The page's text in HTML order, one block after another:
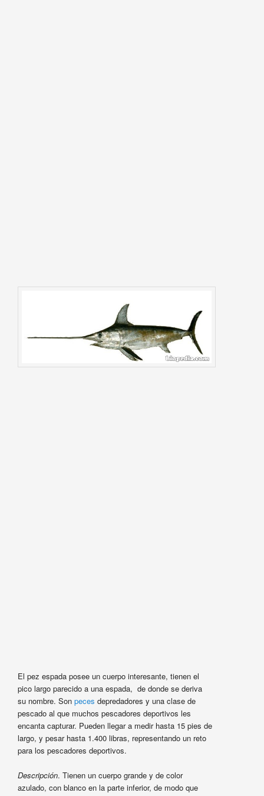
El pez espada posee un cuerpo interesante, tienen el
pico largo parecido a una espada, de donde se deriva
su nombre. Son peces depredadores y una clase de
pescado al que muchos pescadores deportivos les
encanta capturar. Pueden llegar a medir hasta 15 pies de
largo, y pesar hasta 1.400 libras, representando un reto
para los pescadores deportivos.
Descripción. Tienen un cuerpo grande y de color
azulado, con blanco en la parte inferior, de modo que